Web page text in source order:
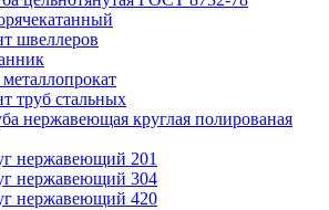
швеллеров
труб стальных
нержавеющая круглая полированая
нержавеющий 201
нержавеющий 304
нержавеющий 420